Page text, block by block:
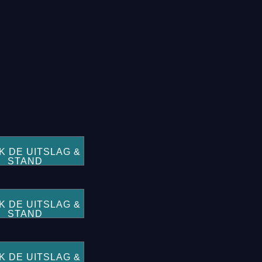
DE UITSLAG &
STAND
DE UITSLAG &
STAND
DE UITSLAG &